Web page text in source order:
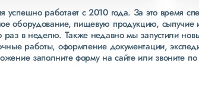
успешно работает с 2010 года. За это время
оборудование, пищевую продукцию,
раз в неделю. Также недавно мы запустили
работы, оформление документации,
заполните форму на сайте или звоните